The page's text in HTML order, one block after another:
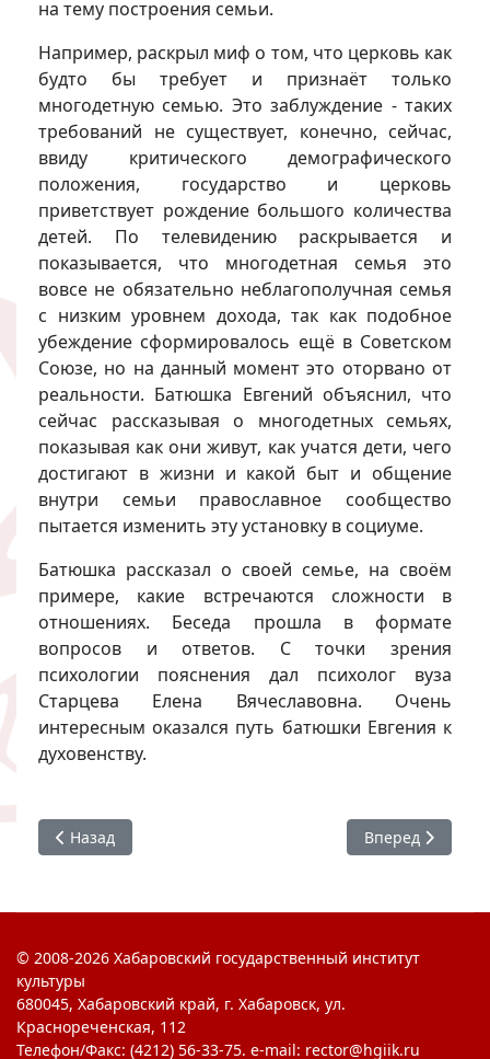
на тему построения семьи.
Например, раскрыл миф о том, что церковь как
будто бы требует и признаёт только
многодетную семью. Это заблуждение - таких
требований не существует, конечно, сейчас,
ввиду критического демографического
положения, государство и церковь
приветствует рождение большого количества
детей. По телевидению раскрывается и
показывается, что многодетная семья это
вовсе не обязательно неблагополучная семья
с низким уровнем дохода, так как подобное
убеждение сформировалось ещё в Советском
Союзе, но на данный момент это оторвано от
реальности. Батюшка Евгений объяснил, что
сейчас рассказывая о многодетных семьях,
показывая как они живут, как учатся дети, чего
достигают в жизни и какой быт и общение
внутри семьи православное сообщество
пытается изменить эту установку в социуме.
Батюшка рассказал о своей семье, на своём
примере, какие встречаются сложности в
отношениях. Беседа прошла в формате
вопросов и ответов. С точки зрения
психологии пояснения дал психолог вуза
Старцева Елена Вячеславовна. Очень
интересным оказался путь батюшки Евгения к
духовенству.
Предыдущий: #ХГИК : ОТиВРМП. Чистое поколение -
Назад Следующий:
Вперед
© 2008-2026 Хабаровский государственный институт
культуры
680045, Хабаровский край, г. Хабаровск, ул.
Краснореченская, 112
Телефон/Факс: (4212) 56-33-75. e-mail: rector@hgiik.ru